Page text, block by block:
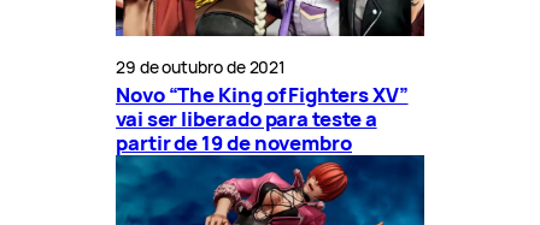
29 de outubro de 2021
Novo “The King of Fighters XV”
vai ser liberado para teste a
partir de 19 de novembro